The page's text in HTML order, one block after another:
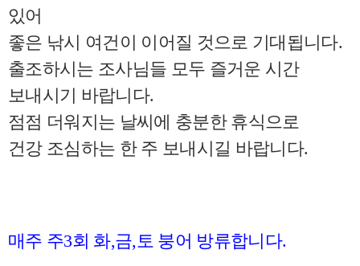
있어
좋은 낚시 여건이 이어질 것으로 기대됩니다.
출조하시는 조사님들 모두 즐거운 시간
보내시기 바랍니다.
점점 더워지는 날씨에 충분한 휴식으로
건강 조심하는 한 주 보내시길 바랍니다.
매주 주3회 화,금,토 붕어 방류합니다.